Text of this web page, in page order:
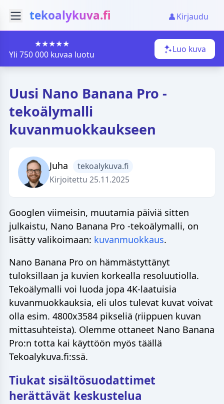
tekoalykuva.fi Kirjaudu
★★★★★
Yli 750 000 kuvaa luotu
Luo kuva
Uusi Nano Banana Pro -
tekoälymalli
kuvanmuokkaukseen
Juha
tekoalykuva.fi
Kirjoitettu 25.11.2025
Googlen viimeisin, muutamia päiviä sitten
julkaistu, Nano Banana Pro -tekoälymalli, on
lisätty valikoimaan: kuvanmuokkaus.
Nano Banana Pro on hämmästyttänyt
tuloksillaan ja kuvien korkealla resoluutiolla.
Tekoälymalli voi luoda jopa 4K-laatuisia
kuvanmuokkauksia, eli ulos tulevat kuvat voivat
olla esim. 4800x3584 pikseliä (riippuen kuvan
mittasuhteista). Olemme ottaneet Nano Banana
Pro:n totta kai käyttöön myös täällä
Tekoalykuva.fi:ssä.
Tiukat sisältösuodattimet
herättävät keskustelua